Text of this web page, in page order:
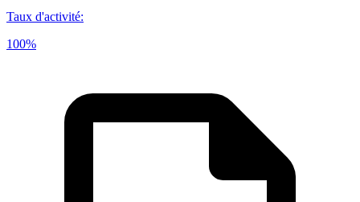
Taux d'activité:
100%